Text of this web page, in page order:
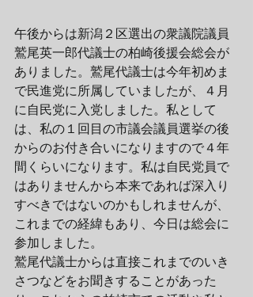
午後からは新潟２区選出の衆議院議員
鷲尾英一郎代議士の柏崎後援会総会が
ありました。鷲尾代議士は今年初めま
で民進党に所属していましたが、４月
に自民党に入党しました。私として
は、私の１回目の市議会議員選挙の後
からのお付き合いになりますので４年
間くらいになります。私は自民党員で
はありませんから本来であれば深入り
すべきではないのかもしれませんが、
これまでの経緯もあり、今日は総会に
参加しました。
鷲尾代議士からは直接これまでのいき
さつなどをお聞きすることがあった